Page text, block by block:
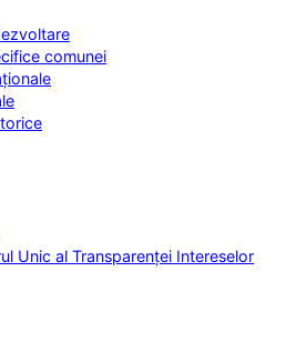
comunei
Unic al Transparenței Intereselor